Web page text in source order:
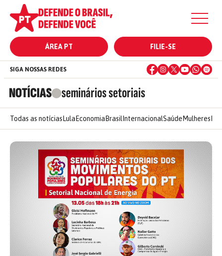
ÁREA PT FILIE-SE
NOTÍCIAS seminários setoriais
SIGA NOSSAS REDES
Todas as notícias Lula Economia Brasil InternacionalSaúde Mulheres